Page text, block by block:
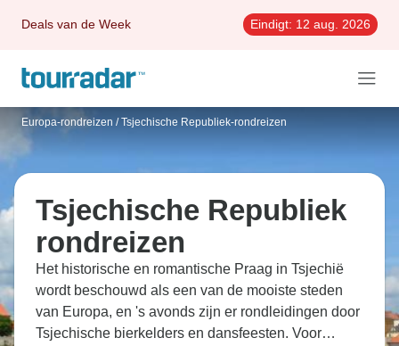
Deals van de Week Eindigt: 12 aug. 2026
Europa-rondreizen / Tsjechische Republiek-rondreizen
Tsjechische Republiek
rondreizen
Het historische en romantische Praag in Tsjechië
wordt beschouwd als een van de mooiste steden
van Europa, en 's avonds zijn er rondleidingen door
Tsjechische bierkelders en dansfeesten. Voor